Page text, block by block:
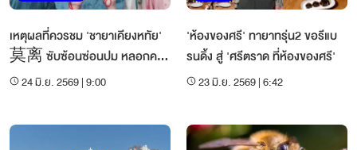
เหตุผลที่ควรชม 'ชายาเคียงหทัย'
莫离 ซับซ้อนซ่อนปม หลอกคน
ดู 24 มิ.ย. 2569 | 9:00
'ห้องของศรี' ทายาทรุ่น2 ขอรีแบ
รนดิ้ง สู่ 'ศรีตราด ที่ห้องของศรี'
23 มิ.ย. 2569 | 6:42